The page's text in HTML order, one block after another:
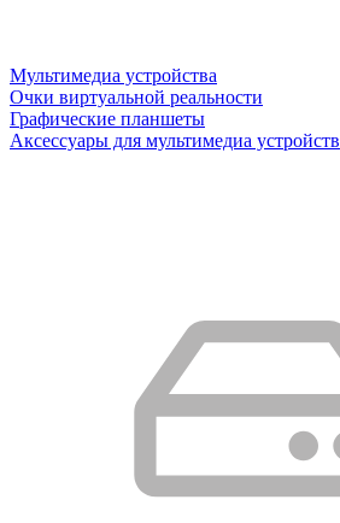
Мультимедиа устройства
Очки виртуальной реальности
Графические планшеты
Аксессуары для мультимедиа устройств